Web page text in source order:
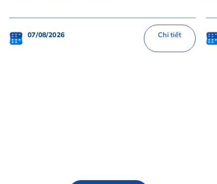
07/08/2026 Chi tiết